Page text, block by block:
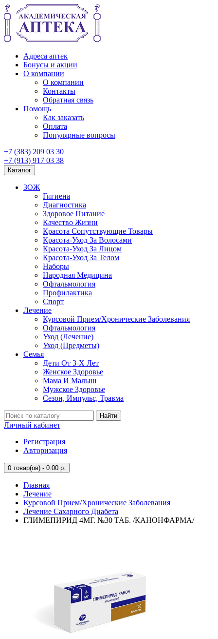
Адреса аптек
Бонусы и акции
О компании
О компании
Контакты
Обратная связь
Помощь
Как заказать
Оплата
Популярные вопросы
+7 (383) 209 03 30
+7 (913) 917 03 38
Каталог
ЗОЖ
Гигиена
Диагностика
Здоровое Питание
Качество Жизни
Красота Сопутствующие Товары
Красота-Уход За Волосами
Красота-Уход За Лицом
Красота-Уход За Телом
Наборы
Народная Медицина
Офтальмология
Профилактика
Спорт
Лечение
Курсовой Прием/Хронические Заболевания
Офтальмология
Уход (Лечение)
Уход (Предметы)
Семья
Дети От 3-Х Лет
Женское Здоровье
Мама И Малыш
Мужское Здоровье
Сезон, Импульс, Травма
Найти
Личный кабинет
Регистрация
Авторизация
0 товар(ов) - 0.00 р.
Главная
Лечение
Курсовой Прием/Хронические Заболевания
Лечение Сахарного Диабета
ГЛИМЕПИРИД 4МГ. №30 ТАБ. /КАНОНФАРМА/